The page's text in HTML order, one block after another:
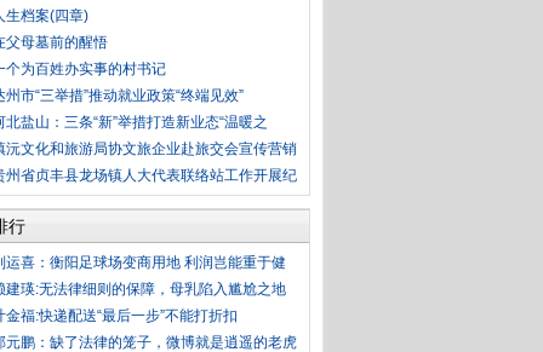
生档案(四章)
父母墓前的醒悟
个为百姓办实事的村书记
州市“三举措”推动就业政策“终端见效”
北盐山：三条“新”举措打造新业态“温暖之
沅文化和旅游局协文旅企业赴旅交会宣传营销
州省贞丰县龙场镇人大代表联络站工作开展纪
行
运喜：衡阳足球场变商用地 利润岂能重于健
建瑛:无法律细则的保障，母乳陷入尴尬之地
金福:快递配送“最后一步”不能打折扣
元鹏：缺了法律的笼子，微博就是逍遥的老虎